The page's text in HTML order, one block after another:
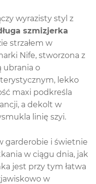
wyrazisty styl z
szmizjerka
strzałem w
Nife, stworzona z
ubrania o
lekko
maxi podkreśla
a dekolt w
linię szyi.
garderobie i świetnie
w ciągu dnia, jak
jest przy tym łatwa
w